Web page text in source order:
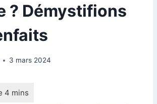
? Démystifions
3 mars 2024